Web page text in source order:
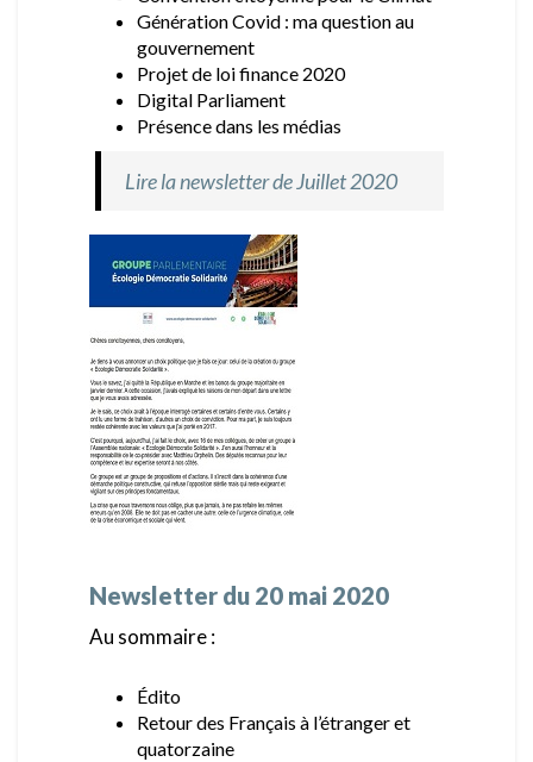
Génération Covid : ma question au
gouvernement
Projet de loi finance 2020
Digital Parliament
Présence dans les médias
Lire la newsletter de Juillet 2020
Newsletter du 20 mai 2020
Au sommaire :
Édito
Retour des Français à l’étranger et
quatorzaine